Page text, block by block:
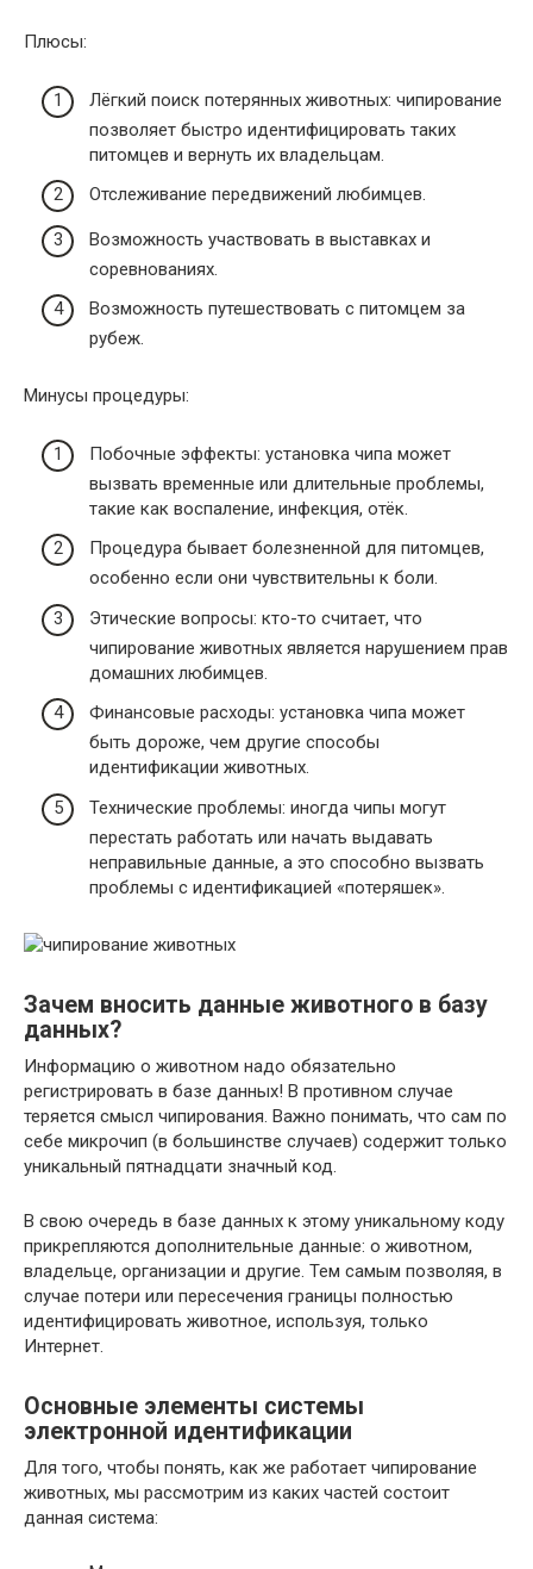
Плюсы:
Лёгкий поиск потерянных животных: чипирование
позволяет быстро идентифицировать таких
питомцев и вернуть их владельцам.
Отслеживание передвижений любимцев.
Возможность участвовать в выставках и
соревнованиях.
Возможность путешествовать с питомцем за
рубеж.
Минусы процедуры:
Побочные эффекты: установка чипа может
вызвать временные или длительные проблемы,
такие как воспаление, инфекция, отёк.
Процедура бывает болезненной для питомцев,
особенно если они чувствительны к боли.
Этические вопросы: кто-то считает, что
чипирование животных является нарушением прав
домашних любимцев.
Финансовые расходы: установка чипа может
быть дороже, чем другие способы
идентификации животных.
Технические проблемы: иногда чипы могут
перестать работать или начать выдавать
неправильные данные, а это способно вызвать
проблемы с идентификацией «потеряшек».
Зачем вносить данные животного в базу
данных?
Информацию о животном надо обязательно
регистрировать в базе данных! В противном случае
теряется смысл чипирования. Важно понимать, что сам по
себе микрочип (в большинстве случаев) содержит только
уникальный пятнадцати значный код.
В свою очередь в базе данных к этому уникальному коду
прикрепляются дополнительные данные: о животном,
владельце, организации и другие. Тем самым позволяя, в
случае потери или пересечения границы полностью
идентифицировать животное, используя, только
Интернет.
Основные элементы системы
электронной идентификации
Для того, чтобы понять, как же работает чипирование
животных, мы рассмотрим из каких частей состоит
данная система: